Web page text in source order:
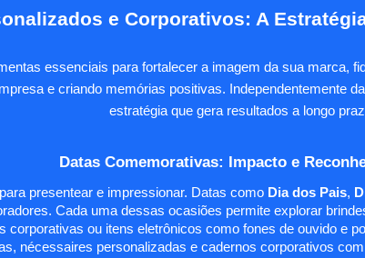
e Corporativos: A
essenciais para fortalecer a imagem da sua marca,
e criando memórias positivas. Independentemente
estratégia que gera resultados a longo
Datas Comemorativas: Impacto e
presentear e impressionar. Datas como Dia dos Pais,
Cada uma dessas ocasiões permite explorar
corporativas ou itens eletrônicos como fones de ouvido e
nécessaires personalizadas e cadernos corporativos